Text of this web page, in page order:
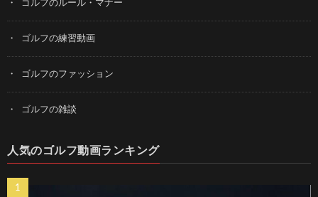
ゴルフのルール・マナー
ゴルフの練習動画
ゴルフのファッション
ゴルフの雑談
人気のゴルフ動画ランキング